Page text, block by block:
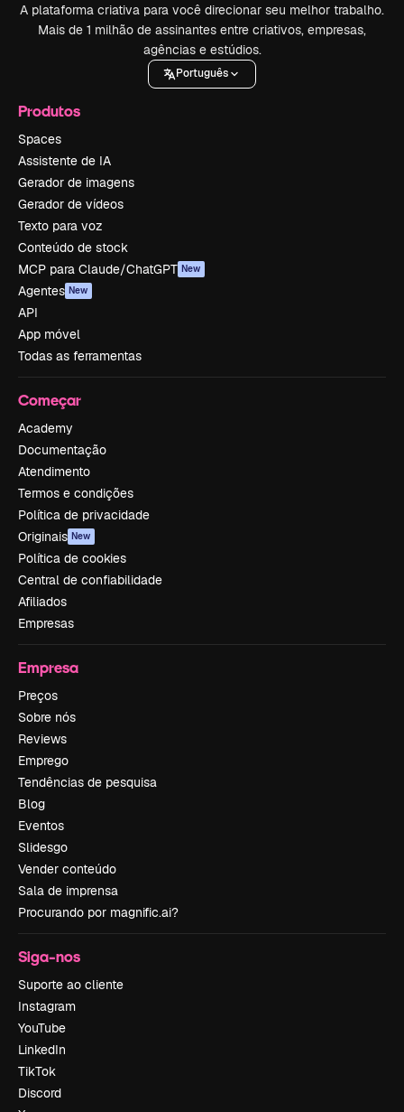
A plataforma criativa para você direcionar seu melhor trabalho.
Mais de 1 milhão de assinantes entre criativos, empresas,
agências e estúdios.
Português
Produtos
Spaces
Assistente de IA
Gerador de imagens
Gerador de vídeos
Texto para voz
Conteúdo de stock
MCP para Claude/ChatGPT New
Agentes New
API
App móvel
Todas as ferramentas
Começar
Academy
Documentação
Atendimento
Termos e condições
Política de privacidade
Originais New
Política de cookies
Central de confiabilidade
Afiliados
Empresas
Empresa
Preços
Sobre nós
Reviews
Emprego
Tendências de pesquisa
Blog
Eventos
Slidesgo
Vender conteúdo
Sala de imprensa
Procurando por magnific.ai?
Siga-nos
Suporte ao cliente
Instagram
YouTube
LinkedIn
TikTok
Discord